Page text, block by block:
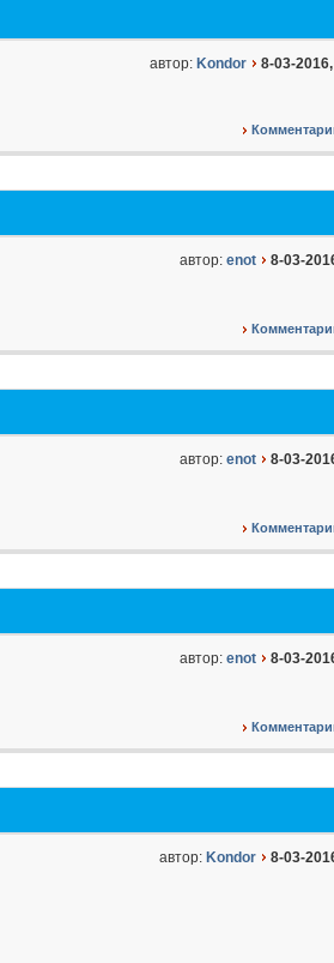
автор: Kondor 8-03-
автор: enot 8-03-
автор: enot 8-03-
автор: enot 8-03-
автор: Kondor 8-03-